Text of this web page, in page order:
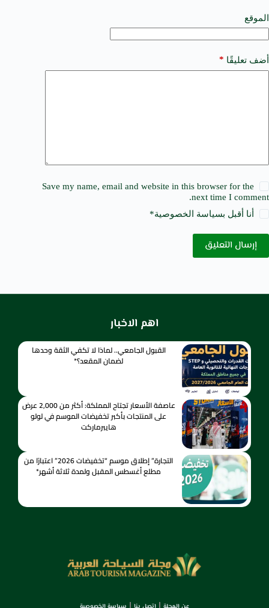
الموقع
أضف تعليقًا *
Save my name, email and website in this browser for the
next time I comment.
أنا أقبل بسياسة الخصوصية*
إرسال التعليق
e
:
اهم الاخبار
القبول الجامعي.. لماذا لا تكفي الثقة وحدها
لضمان المقعد؟*
عاصفة الأسعار تجتاح المملكة: أكثر من 2,000 عرض
على المنتجات بأكبر تخفيضات الموسم في لولو
هايبرماركت
التجارة” إطلاق موسم “تخفيضات 2026” اعتبارًا من
مطلع أغسطس المقبل ولمدة ثلاثة أشهر*